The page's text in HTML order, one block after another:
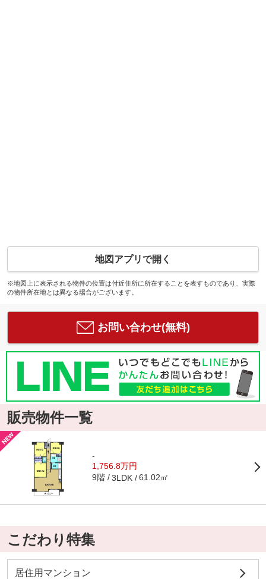
地図アプリで開く
※地図上に表示される物件の位置は付近住所に所在することを表すものであり、実際
の物件所在地とは異なる場合がございます。
お問い合わせ(無料)
販売物件一覧
-
1,756.8万円
9階 3LDK 61.02㎡
こだわり特集
居住用マンション